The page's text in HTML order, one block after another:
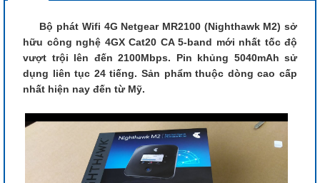
Bộ phát Wifi 4G Netgear MR2100 (Nighthawk M2) sở
hữu công nghệ 4GX Cat20 CA 5-band mới nhất tốc độ
vượt trội lên đến 2100Mbps. Pin khủng 5040mAh sử
dụng liên tục 24 tiếng. Sản phẩm thuộc dòng cao cấp
nhất hiện nay đến từ Mỹ.